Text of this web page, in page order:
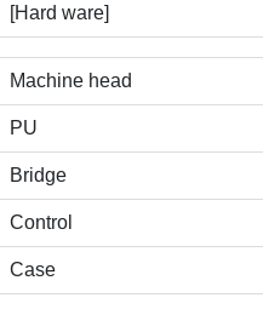
[Hard ware]
Machine head
PU
Bridge
Control
Case